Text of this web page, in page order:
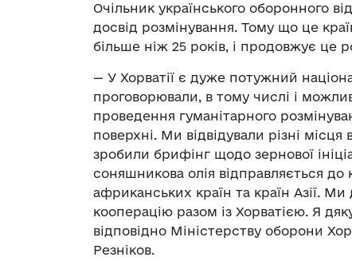
Очільник українського оборонного
досвід розмінування. Тому що це
більше ніж 25 років, і продовжує це
— У Хорватії є дуже потужний
проговорювали, в тому числі і
проведення гуманітарного
поверхні. Ми відвідували різні
зробили брифінг щодо зернової
соняшникова олія відправляється до
африканських країн та країн Азії.
кооперацію разом із Хорватією. Я
відповідно Міністерству оборони
Резніков.